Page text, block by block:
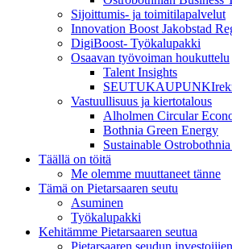
Sijoittumis- ja toimitilapalvelut
Innovation Boost Jakobstad
DigiBoost- Työkalupakki
Osaavan työvoiman houkuttelu
Talent Insights
Vastuullisuus ja kiertotalous
Alholmen Circular
Bothnia Green Energy
Sustainable
Täällä on töitä
Me olemme muuttaneet tänne
Tämä on Pietarsaaren seutu
Asuminen
Työkalupakki
Kehitämme Pietarsaaren seutua
Pietarsaaren seudun